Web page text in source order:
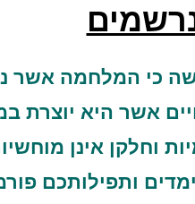
כי המלחמה אשר
אשר היא יוצרת
וחלקן אינן
ותפילותכם